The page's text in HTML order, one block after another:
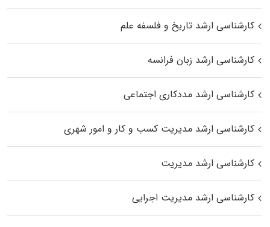
کارشناسی ارشد تاریخ و فلسفه علم
کارشناسی ارشد زبان فرانسه
کارشناسی ارشد مددکاری اجتماعی
کارشناسی ارشد مدیریت کسب و کار و امور شهری
کارشناسی ارشد مدیریت
کارشناسی ارشد مدیریت اجرایی